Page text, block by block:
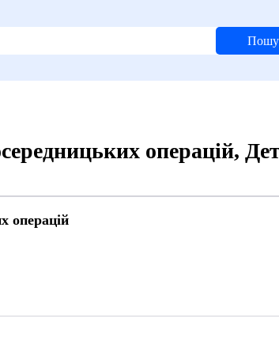
операцій,
операцій